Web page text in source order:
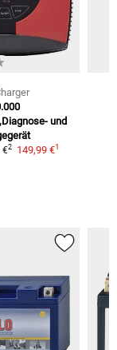
und
€2 149,99 €1